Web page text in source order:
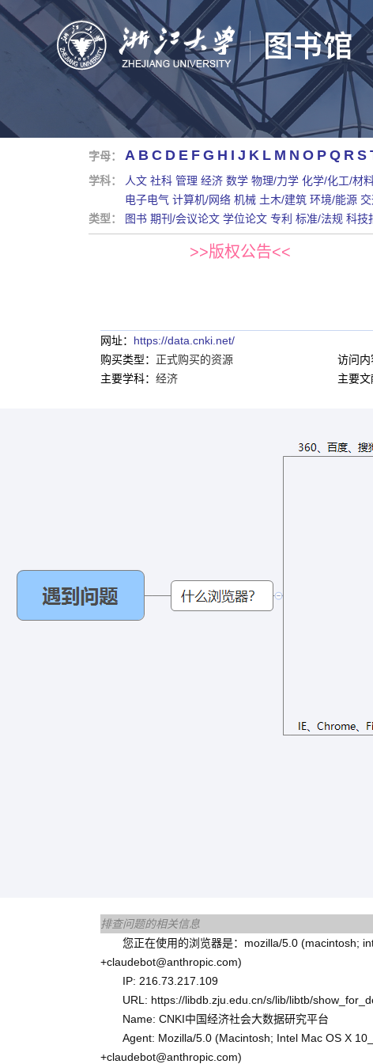
字母： A B C D E F G H I J K L M N O P Q R S
学科： 人文 社科 管理 经济 数学 物理/力学 化学/化工/材
电子电气 计算机/网络 机械 土木/建筑 环境/能源
类型：
图书 期刊/会议论文 学位论文 专利 标准/法规 科技
>>版权公告<<
网址： https://data.cnki.net/
购买类型： 正式购买的资源 访问内
主要学科： 经济 主要文
排查问题的相关信息
您正在使用的浏览器是：mozilla/5.0 (macintosh;
+claudebot@anthropic.com)
IP: 216.73.217.109
URL: https://libdb.zju.edu.cn/s/lib/libtb/
Name: CNKI中国经济社会大数据研究平台
Agent: Mozilla/5.0 (Macintosh; Intel Mac OS X
+claudebot@anthropic.com)